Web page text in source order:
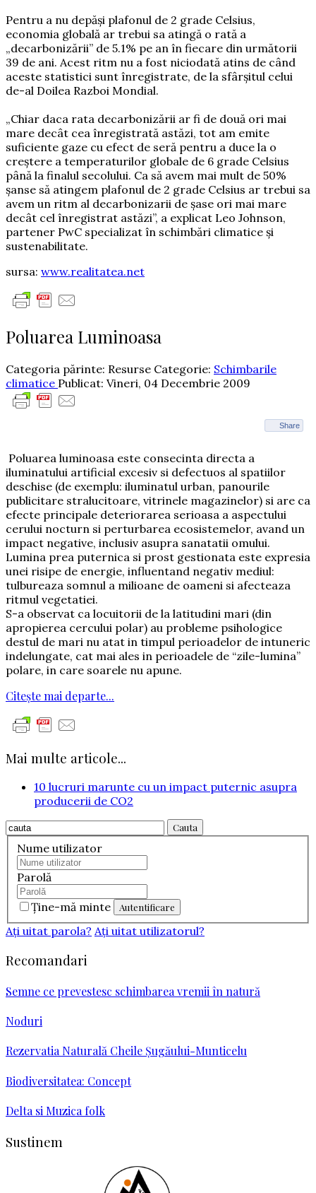
Pentru a nu depăși plafonul de 2 grade Celsius,
economia globală ar trebui sa atingă o rată a
„decarbonizării” de 5.1% pe an în fiecare din următorii
39 de ani. Acest ritm nu a fost niciodată atins de când
aceste statistici sunt înregistrate, de la sfârșitul celui
de-al Doilea Razboi Mondial.
„Chiar daca rata decarbonizării ar fi de două ori mai
mare decât cea înregistrată astăzi, tot am emite
suficiente gaze cu efect de seră pentru a duce la o
creștere a temperaturilor globale de 6 grade Celsius
până la finalul secolului. Ca să avem mai mult de 50%
șanse să atingem plafonul de 2 grade Celsius ar trebui sa
avem un ritm al decarbonizarii de șase ori mai mare
decât cel înregistrat astăzi”, a explicat Leo Johnson,
partener PwC specializat în schimbări climatice și
sustenabilitate.
sursa: www.realitatea.net
Poluarea Luminoasa
Categoria părinte: Resurse Categorie: Schimbarile
climatice Publicat: Vineri, 04 Decembrie 2009
Share
Poluarea luminoasa este consecinta directa a
iluminatului artificial excesiv si defectuos al spatiilor
deschise (de exemplu: iluminatul urban, panourile
publicitare stralucitoare, vitrinele magazinelor) si are ca
efecte principale deteriorarea serioasa a aspectului
cerului nocturn si perturbarea ecosistemelor, avand un
impact negative, inclusiv asupra sanatatii omului.
Lumina prea puternica si prost gestionata este expresia
unei risipe de energie, influentand negativ mediul:
tulbureaza somnul a milioane de oameni si afecteaza
ritmul vegetatiei.
S-a observat ca locuitorii de la latitudini mari (din
apropierea cercului polar) au probleme psihologice
destul de mari nu atat in timpul perioadelor de intuneric
indelungate, cat mai ales in perioadele de “zile-lumina”
polare, in care soarele nu apune.
Citește mai departe...
Mai multe articole...
10 lucruri marunte cu un impact puternic asupra
producerii de CO2
Cauta
Nume utilizator
Parolă
Ţine-mă minte
Aţi uitat parola? Aţi uitat utilizatorul?
Recomandari
Semne ce prevestesc schimbarea vremii în natură
Noduri
Rezervatia Naturală Cheile Şugăului-Munticelu
Biodiversitatea: Concept
Delta si Muzica folk
Sustinem